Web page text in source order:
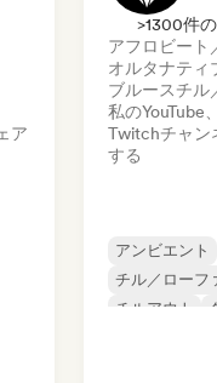
ア
>1300件
アフロビート
オルタナティ
ブルースチル
私のYouTube
Twitchチャン
する
アンビエント
チル／ローフ
チルアウト